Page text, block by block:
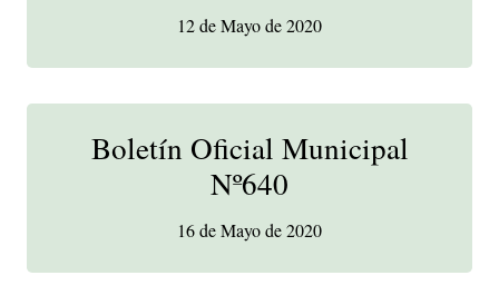
12 de Mayo de 2020
Boletín Oficial Municipal
Nº640
16 de Mayo de 2020